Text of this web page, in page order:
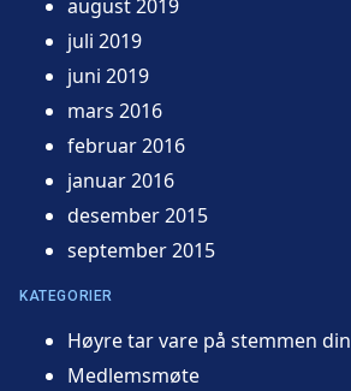
august 2019
juli 2019
juni 2019
mars 2016
februar 2016
januar 2016
desember 2015
september 2015
KATEGORIER
Høyre tar vare på stemmen din
Medlemsmøte